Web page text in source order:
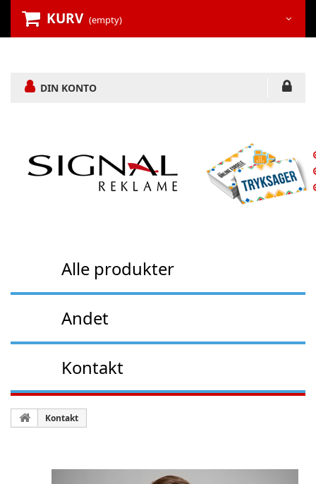
KURV (empty)
DIN KONTO
Alle produkter
Andet
Kontakt
Kontakt